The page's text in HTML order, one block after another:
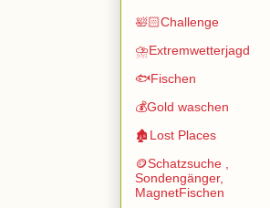
🛀🏻Challenge
⛈️Extremwetterjagd
🐟Fischen
💰Gold waschen
🏚️Lost Places
🪙Schatzsuche ,
Sondengänger,
MagnetFischen